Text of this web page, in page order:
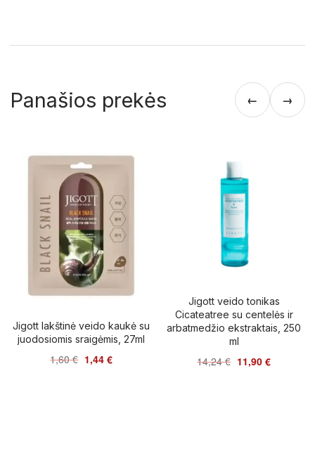
Panašios prekės ← →
Jigott lakštinė veido kaukė su
juodosiomis sraigėmis, 27ml
1,60€ 1,44 €
Jigott veido tonikas
Cicateatree su centelės ir
arbatmedžio ekstraktais, 250
ml
14,24€ 11,90 €